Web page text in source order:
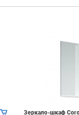
Зеркало-шкаф